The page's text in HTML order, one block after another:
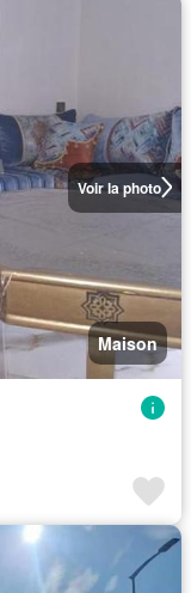
Voir la photo
Maison